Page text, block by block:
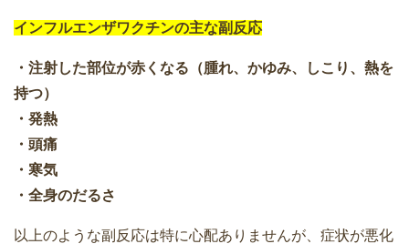
インフルエンザワクチンの主な副反応
・注射した部位が赤くなる（腫れ、かゆみ、しこり、熱を
持つ）
・発熱
・頭痛
・寒気
・全身のだるさ
以上のような副反応は特に心配ありませんが、症状が悪化